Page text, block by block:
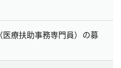
療扶助事務専門員）の募